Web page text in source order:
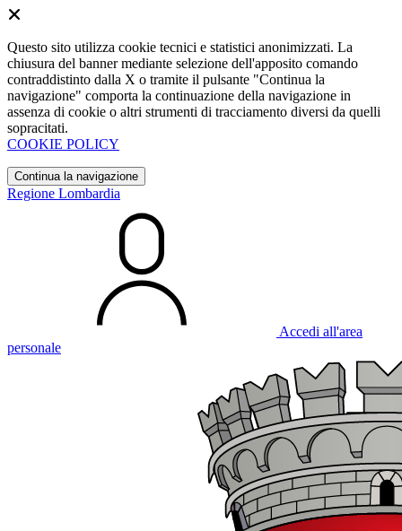
Questo sito utilizza cookie tecnici e statistici anonimizzati. La
chiusura del banner mediante selezione dell'apposito comando
contraddistinto dalla X o tramite il pulsante "Continua la
navigazione" comporta la continuazione della navigazione in
assenza di cookie o altri strumenti di tracciamento diversi da quelli
sopracitati.
COOKIE POLICY
Continua la navigazione
Regione Lombardia
Accedi all'area
personale